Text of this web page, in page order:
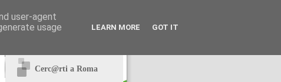
Cerc@rti a Roma
user-agent
usage
LEARN MORE GOT IT